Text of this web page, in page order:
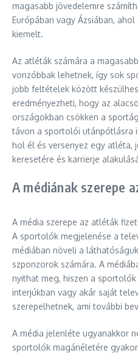
magasabb jövedelemre
Európában vagy Ázsiában,
kiemelt.
Az atléták számára a
vonzóbbak lehetnek, így sok
jobb feltételek között
eredményezheti, hogy az
országokban csökken a
távon a sportolói utánpótlásra
hol él és versenyez egy atléta,
keresetére és karrierje
A médiának szerepe
A média szerepe az atléták
A sportolók megjelenése a
médiában növeli a
szponzorok számára. A
nyithat meg, hiszen a
interjúkban vagy akár saját
szerepelhetnek, ami további
A média jelenléte ugyanakkor
sportolók magánéletére